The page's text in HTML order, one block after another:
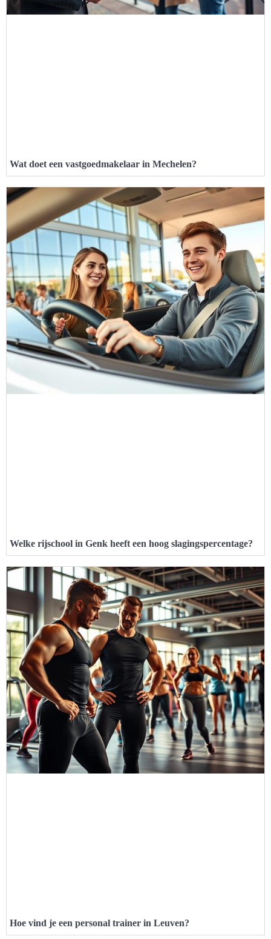
Wat doet een vastgoedmakelaar in Mechelen?
Welke rijschool in Genk heeft een hoog slagingspercentage?
Hoe vind je een personal trainer in Leuven?